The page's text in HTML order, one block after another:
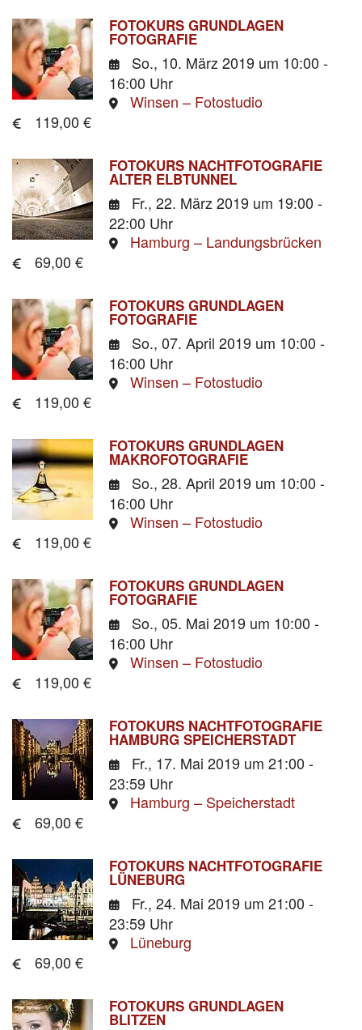
FOTOKURS GRUNDLAGEN
FOTOGRAFIE
So., 10. März 2019 um 10:00 -
16:00 Uhr
Winsen – Fotostudio
119,00 €
FOTOKURS NACHTFOTOGRAFIE
ALTER ELBTUNNEL
Fr., 22. März 2019 um 19:00 -
22:00 Uhr
Hamburg – Landungsbrücken
69,00 €
FOTOKURS GRUNDLAGEN
FOTOGRAFIE
So., 07. April 2019 um 10:00 -
16:00 Uhr
Winsen – Fotostudio
119,00 €
FOTOKURS GRUNDLAGEN
MAKROFOTOGRAFIE
So., 28. April 2019 um 10:00 -
16:00 Uhr
Winsen – Fotostudio
119,00 €
FOTOKURS GRUNDLAGEN
FOTOGRAFIE
So., 05. Mai 2019 um 10:00 -
16:00 Uhr
Winsen – Fotostudio
119,00 €
FOTOKURS NACHTFOTOGRAFIE
HAMBURG SPEICHERSTADT
Fr., 17. Mai 2019 um 21:00 -
23:59 Uhr
Hamburg – Speicherstadt
69,00 €
FOTOKURS NACHTFOTOGRAFIE
LÜNEBURG
Fr., 24. Mai 2019 um 21:00 -
23:59 Uhr
Lüneburg
69,00 €
FOTOKURS GRUNDLAGEN
BLITZEN